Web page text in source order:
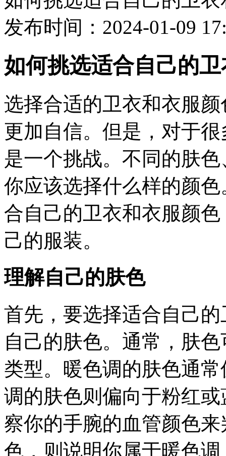
发布时间：2024-01-09
如何挑选适合自己的
选择合适的卫衣和衣服
更加自信。但是，对于
是一个挑战。不同的肤
你应该选择什么样的颜
合自己的卫衣和衣服颜
己的服装。
理解自己的肤色
首先，要选择适合自己
自己的肤色。通常，肤
类型。暖色调的肤色通
调的肤色则偏向于粉红
察你的手腕的血管颜色
色，则说明你属于暖色